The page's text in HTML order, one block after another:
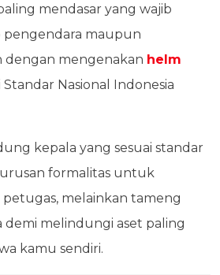
mendasar yang wajib
pengendara maupun
dengan mengenakan helm
Nasional Indonesia
kepala yang sesuai standar
formalitas untuk
petugas, melainkan tameng
demi melindungi aset paling
kamu sendiri.